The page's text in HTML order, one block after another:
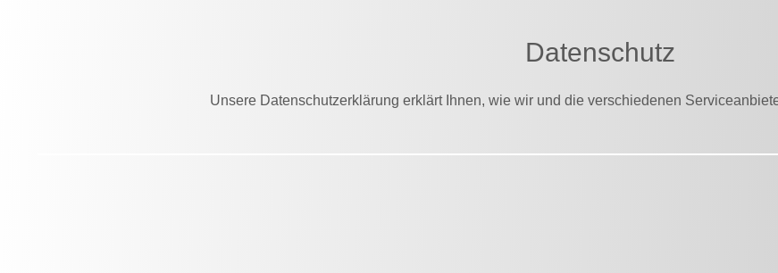
Datenschutz
Unsere Datenschutzerklärung erklärt Ihnen, wie wir und die verschiedenen